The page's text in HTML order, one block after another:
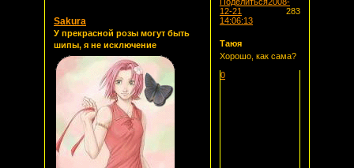
283
12-21
14:06:13
Sakura
У прекрасной розы могут быть
шипы, я не исключение
Таюя
Хорошо, как сама?
0